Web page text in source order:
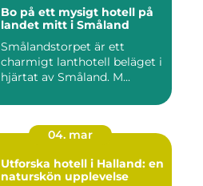
Bo på ett mysigt hotell på
landet mitt i Småland
Smålandstorpet är ett
charmigt lanthotell beläget i
hjärtat av Småland. M...
04. mar
Utforska hotell i Halland: en
naturskön upplevelse